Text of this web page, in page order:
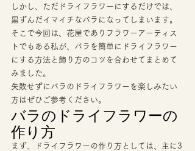
しかし、ただドライフラワーにするだけでは、
黒ずんだイマイチなバラになってしまいます。
そこで今回は、花屋でありフラワーアーティス
トでもある私が、バラを簡単にドライフラワー
にする方法と飾り方のコツを合わせてまとめて
みました。
失敗せずにバラのドライフラワーを楽しみたい
方はぜひご参考ください。
バラのドライフラワーの
作り方
まず、ドライフラワーの作り方としては、主に3